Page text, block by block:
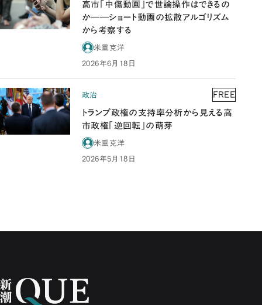
高市「中傷動画」で世論操作はできるの
か――ショート動画の拡散アルゴリズム
から考察する
米重克洋
2026年6月18日
政治 FREE
トランプ政権の支持率分析から見える高
市政権「逆回転」の萌芽
米重克洋
2026年5月18日